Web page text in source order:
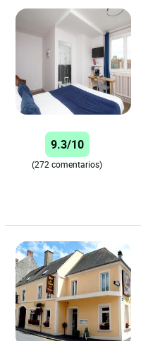
9.3/10
(272 comentarios)